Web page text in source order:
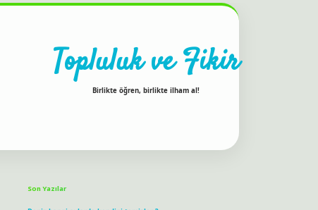
Topluluk ve Fikir
Birlikte öğren, birlikte ilham al!
Son Yazılar